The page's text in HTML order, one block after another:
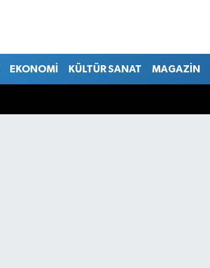
EKONOMİ KÜLTÜR SANAT MAGAZİN